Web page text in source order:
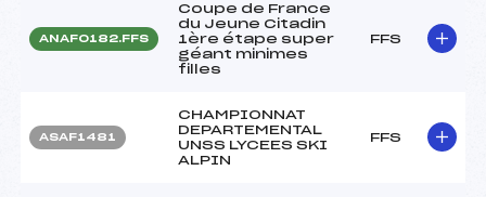
ANAF0182.FFS
Coupe de France
du Jeune Citadin
1ère étape super
géant minimes
filles
FFS
ASAF1481
CHAMPIONNAT
DEPARTEMENTAL
UNSS LYCEES SKI
ALPIN
FFS